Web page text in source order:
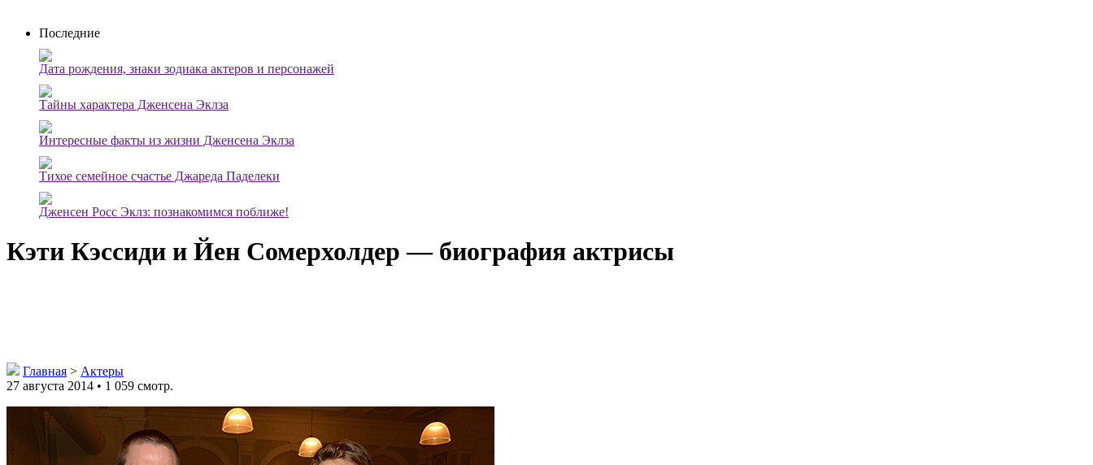
Последние
Дата рождения, знаки зодиака актеров и персонажей
Тайны характера Дженсена Эклза
Интересные факты из жизни Дженсена Эклза
Тихое семейное счастье Джареда Паделеки
Дженсен Росс Эклз: познакомимся поближе!
Кэти Кэссиди и Йен Сомерхолдер — биография актрисы
Главная > Актеры
27 августа 2014 • 1 059 смотр.